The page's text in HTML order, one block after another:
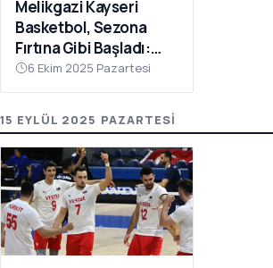
Melikgazi Kayseri
Basketbol, Sezona
Fırtına Gibi Başladı:
Dardanel Çanakkale’yi
Farklı Geçti
6 Ekim 2025 Pazartesi
15 EYLÜL 2025 PAZARTESI